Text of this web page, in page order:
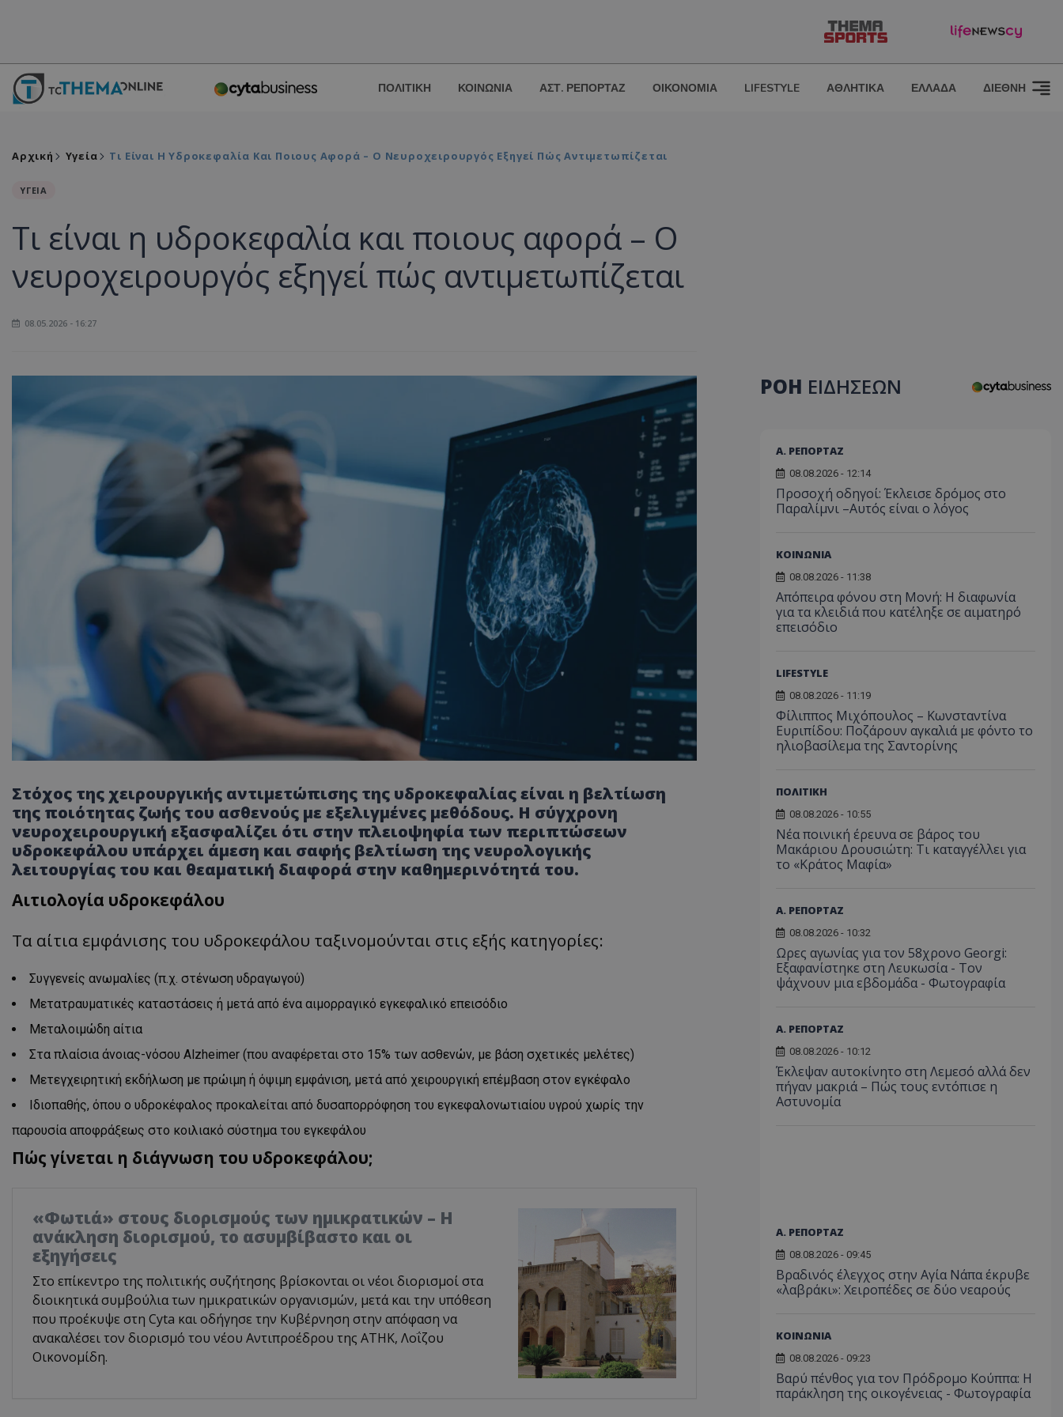
ΠΟΛΙΤΙΚΗ ΚΟΙΝΩΝΙΑ ΑΣΤ. ΡΕΠΟΡΤΑΖ ΟΙΚΟΝΟΜΙΑ LIFESTYLE ΑΘΛΗΤΙΚΑ ΕΛΛΑΔΑ ΔΙΕΘΝΗ
Αρχική Υγεία Τι Είναι Η Υδροκεφαλία Και Ποιους Αφορά – Ο Νευροχειρουργός Εξηγεί Πώς Αντιμετωπίζεται
ΥΓΕΙΑ
Τι είναι η υδροκεφαλία και ποιους αφορά – Ο
νευροχειρουργός εξηγεί πώς αντιμετωπίζεται
08.05.2026 - 16:27
Στόχος της χειρουργικής αντιμετώπισης της υδροκεφαλίας είναι η βελτίωση
της ποιότητας ζωής του ασθενούς με εξελιγμένες μεθόδους. Η σύγχρονη
νευροχειρουργική εξασφαλίζει ότι στην πλειοψηφία των περιπτώσεων
υδροκεφάλου υπάρχει άμεση και σαφής βελτίωση της νευρολογικής
λειτουργίας του και θεαματική διαφορά στην καθημερινότητά του.
Αιτιολογία υδροκεφάλου
Τα αίτια εμφάνισης του υδροκεφάλου ταξινομούνται στις εξής κατηγορίες:
Συγγενείς ανωμαλίες (π.χ. στένωση υδραγωγού)
Μετατραυματικές καταστάσεις ή μετά από ένα αιμορραγικό εγκεφαλικό επεισόδιο
Μεταλοιμώδη αίτια
Στα πλαίσια άνοιας-νόσου Alzheimer (που αναφέρεται στο 15% των ασθενών, με βάση σχετικές μελέτες)
Μετεγχειρητική εκδήλωση με πρώιμη ή όψιμη εμφάνιση, μετά από χειρουργική επέμβαση στον εγκέφαλο
Ιδιοπαθής, όπου ο υδροκέφαλος προκαλείται από δυσαπορρόφηση του εγκεφαλονωτιαίου υγρού χωρίς την
παρουσία αποφράξεως στο κοιλιακό σύστημα του εγκεφάλου
Πώς γίνεται η διάγνωση του υδροκεφάλου;
«Φωτιά» στους διορισμούς των ημικρατικών – Η
ανάκληση διορισμού, το ασυμβίβαστο και οι
εξηγήσεις
Στο επίκεντρο της πολιτικής συζήτησης βρίσκονται οι νέοι διορισμοί στα
διοικητικά συμβούλια των ημικρατικών οργανισμών, μετά και την υπόθεση
που προέκυψε στη Cyta και οδήγησε την Κυβέρνηση στην απόφαση να
ανακαλέσει τον διορισμό του νέου Αντιπροέδρου της ΑΤΗΚ, Λοΐζου
Οικονομίδη.
ΡΟΗ ΕΙΔΗΣΕΩΝ
Α. ΡΕΠΟΡΤΑΖ
08.08.2026 - 12:14
Προσοχή οδηγοί: Έκλεισε δρόμος στο
Παραλίμνι –Αυτός είναι ο λόγος
ΚΟΙΝΩΝΙΑ
08.08.2026 - 11:38
Απόπειρα φόνου στη Μονή: Η διαφωνία
για τα κλειδιά που κατέληξε σε αιματηρό
επεισόδιο
LIFESTYLE
08.08.2026 - 11:19
Φίλιππος Μιχόπουλος – Κωνσταντίνα
Ευριπίδου: Ποζάρουν αγκαλιά με φόντο το
ηλιοβασίλεμα της Σαντορίνης
ΠΟΛΙΤΙΚΗ
08.08.2026 - 10:55
Νέα ποινική έρευνα σε βάρος του
Μακάριου Δρουσιώτη: Τι καταγγέλλει για
το «Κράτος Μαφία»
Α. ΡΕΠΟΡΤΑΖ
08.08.2026 - 10:32
Ωρες αγωνίας για τον 58χρονο Georgi:
Εξαφανίστηκε στη Λευκωσία - Toν
ψάχνουν μια εβδομάδα - Φωτογραφία
Α. ΡΕΠΟΡΤΑΖ
08.08.2026 - 10:12
Έκλεψαν αυτοκίνητο στη Λεμεσό αλλά δεν
πήγαν μακριά – Πώς τους εντόπισε η
Αστυνομία
Α. ΡΕΠΟΡΤΑΖ
08.08.2026 - 09:45
Βραδινός έλεγχος στην Αγία Νάπα έκρυβε
«λαβράκι»: Χειροπέδες σε δύο νεαρούς
ΚΟΙΝΩΝΙΑ
08.08.2026 - 09:23
Βαρύ πένθος για τον Πρόδρομο Κούππα: Η
παράκληση της οικογένειας - Φωτογραφία